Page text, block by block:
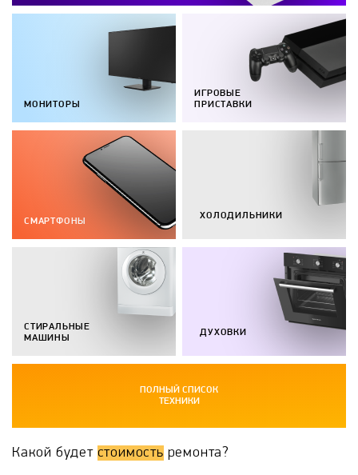
МОНИТОРЫ
ИГРОВЫЕ
ПРИСТАВКИ
СМАРТФОНЫ
СТИРАЛЬНЫЕ
МАШИНЫ
ХОЛОДИЛЬНИКИ
ДУХОВКИ
ПОЛНЫЙ СПИСОК
ТЕХНИКИ
Какой будет стоимость ремонта?